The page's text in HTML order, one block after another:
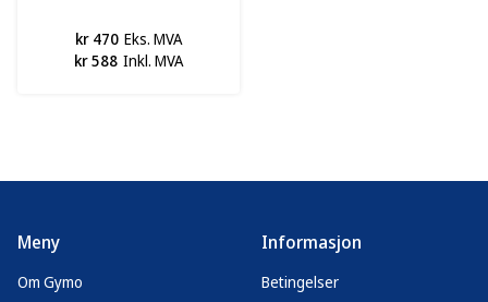
kr 470 Eks. MVA
kr 588 Inkl. MVA
Meny
Om Gymo
Informasjon
Betingelser